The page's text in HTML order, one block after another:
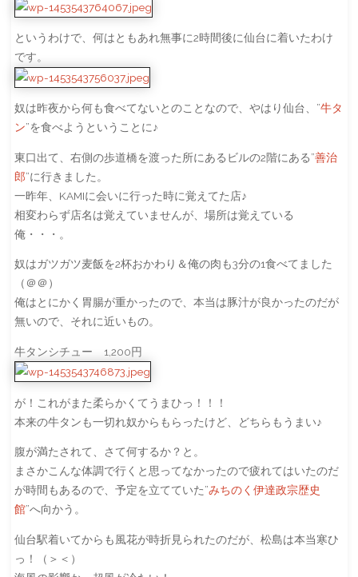
というわけで、何はともあれ無事に2時間後に仙台に着いたわけ
です。
奴は昨夜から何も食べてないとのことなので、やはり仙台、”牛タ
ン”を食べようということに♪
東口出て、右側の歩道橋を渡った所にあるビルの2階にある”善治
郎”に行きました。
一昨年、KAMIに会いに行った時に覚えてた店♪
相変わらず店名は覚えていませんが、場所は覚えている
俺・・・。
奴はガツガツ麦飯を2杯おかわり＆俺の肉も3分の1食べてました
（＠＠）
俺はとにかく胃腸が重かったので、本当は豚汁が良かったのだが
無いので、それに近いもの。
牛タンシチュー 1,200円
が！これがまた柔らかくてうまひっ！！！
本来の牛タンも一切れ奴からもらったけど、どちらもうまい♪
腹が満たされて、さて何するか？と。
まさかこんな体調で行くと思ってなかったので疲れてはいたのだ
が時間もあるので、予定を立てていた”みちのく伊達政宗歴史
館”へ向かう。
仙台駅着いてからも風花が時折見られたのだが、松島は本当寒ひ
っ！（＞＜）